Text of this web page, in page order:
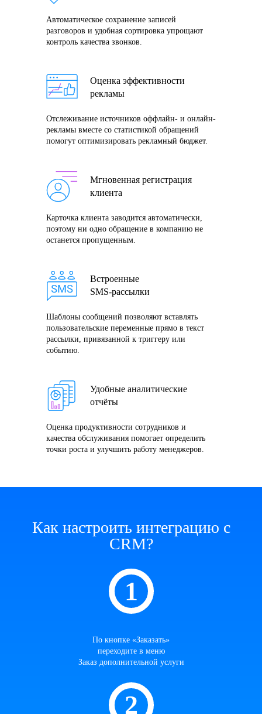
Автоматическое сохранение записей
разговоров и удобная сортировка упрощают
контроль качества звонков.
Оценка эффективности
рекламы
Отслеживание источников оффлайн- и онлайн-
рекламы вместе со статистикой обращений
помогут оптимизировать рекламный бюджет.
Мгновенная регистрация
клиента
Карточка клиента заводится автоматически,
поэтому ни одно обращение в компанию не
останется пропущенным.
Встроенные
SMS-рассылки
Шаблоны сообщений позволяют вставлять
пользовательские переменные прямо в текст
рассылки, привязанной к триггеру или
событию.
Удобные аналитические
отчёты
Оценка продуктивности сотрудников и
качества обслуживания помогает определить
точки роста и улучшить работу менеджеров.
Как настроить интеграцию с
CRM?
По кнопке «Заказать»
переходите в меню
Заказ дополнительной услуги